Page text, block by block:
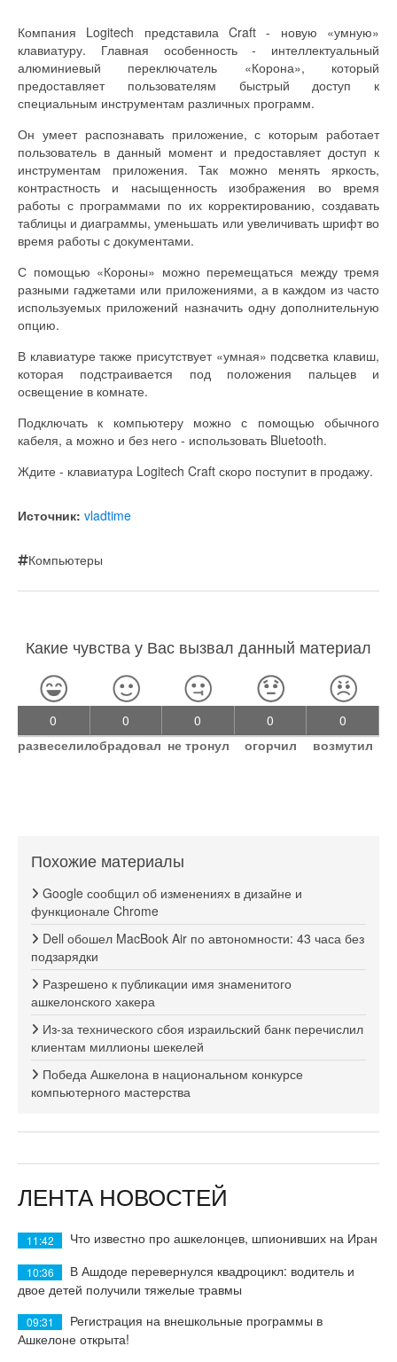
Компания Logitech представила Craft - новую «умную»
клавиатуру. Главная особенность - интеллектуальный
алюминиевый переключатель «Корона», который
предоставляет пользователям быстрый доступ к
специальным инструментам различных программ.
Он умеет распознавать приложение, с которым работает
пользователь в данный момент и предоставляет доступ к
инструментам приложения. Так можно менять яркость,
контрастность и насыщенность изображения во время
работы с программами по их корректированию, создавать
таблицы и диаграммы, уменьшать или увеличивать шрифт во
время работы с документами.
С помощью «Короны» можно перемещаться между тремя
разными гаджетами или приложениями, а в каждом из часто
используемых приложений назначить одну дополнительную
опцию.
В клавиатуре также присутствует «умная» подсветка клавиш,
которая подстраивается под положения пальцев и
освещение в комнате.
Подключать к компьютеру можно с помощью обычного
кабеля, а можно и без него - использовать Bluetooth.
Ждите - клавиатура Logitech Craft скоро поступит в продажу.
Источник: vladtime
Компьютеры
Какие чувства у Вас вызвал данный материал
0
развеселил
0
обрадовал
0
не тронул
0
огорчил
0
возмутил
Похожие материалы
Google сообщил об изменениях в дизайне и
функционале Chrome
Dell обошел MacBook Air по автономности: 43 часа без
подзарядки
Разрешено к публикации имя знаменитого
ашкелонского хакера
Из-за технического сбоя израильский банк перечислил
клиентам миллионы шекелей
Победа Ашкелона в национальном конкурсе
компьютерного мастерства
ЛЕНТА НОВОСТЕЙ
11:42 Что известно про ашкелонцев, шпионивших на Иран
10:36
В Ашдоде перевернулся квадроцикл: водитель и
двое детей получили тяжелые травмы
09:31
Регистрация на внешкольные программы в
Ашкелоне открыта!